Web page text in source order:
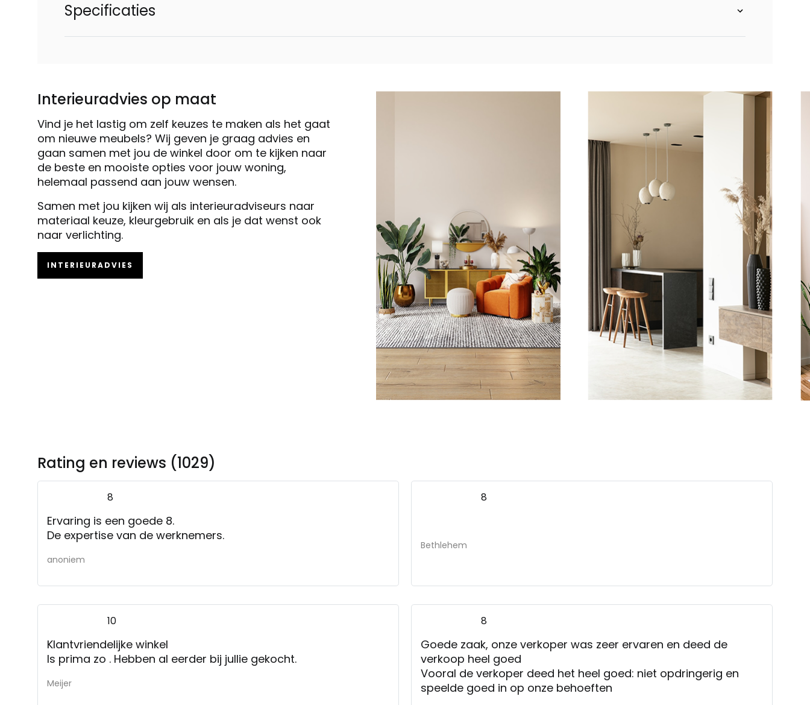
Specificaties
Interieuradvies op maat
Vind je het lastig om zelf keuzes te maken als het gaat
om nieuwe meubels? Wij geven je graag advies en
gaan samen met jou de winkel door om te kijken naar
de beste en mooiste opties voor jouw woning,
helemaal passend aan jouw wensen.
Samen met jou kijken wij als interieuradviseurs naar
materiaal keuze, kleurgebruik en als je dat wenst ook
naar verlichting.
INTERIEURADVIES
Rating en reviews (1029)
8
Ervaring is een goede 8.
De expertise van de werknemers.
anoniem
8
Bethlehem
10
Klantvriendelijke winkel
Is prima zo . Hebben al eerder bij jullie gekocht.
Meijer
8
Goede zaak, onze verkoper was zeer ervaren en deed de
verkoop heel goed
Vooral de verkoper deed het heel goed: niet opdringerig en
speelde goed in op onze behoeften